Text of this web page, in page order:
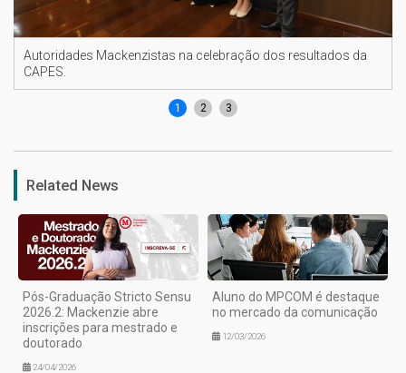
Autoridades Mackenzistas na celebração dos resultados da
CAPES.
1 2 3
Related News
Pós-Graduação Stricto Sensu
2026.2: Mackenzie abre
inscrições para mestrado e
doutorado
24/04/2026
Aluno do MPCOM é destaque
no mercado da comunicação
12/03/2026